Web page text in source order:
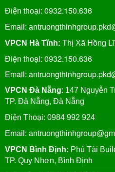
Điện thoại: 0932.150.636
Email:
VPCN Hà Tĩnh: Thị Xã Hồng
Điện thoại: 0932.150.636
Email:
VPCN Đà Nẵng: 147 Nguyễn
TP. Đà Nẵng, Đà Nẵng
Điện Thoại: 0984 992 924
Email:
VPCN Bình Định: Phú Tài
TP. Quy Nhơn, Bình Định